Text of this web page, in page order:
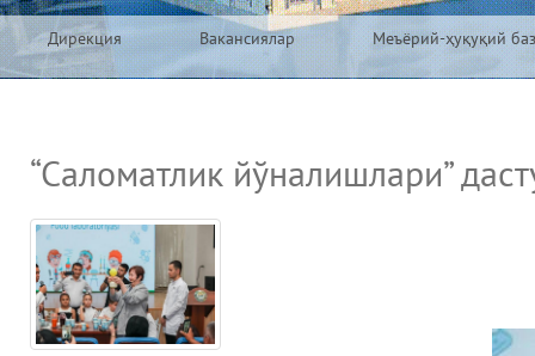
Дирекция Вакансиялар Меъёрий-ҳуқуқий
“Саломатлик йўналишлари”